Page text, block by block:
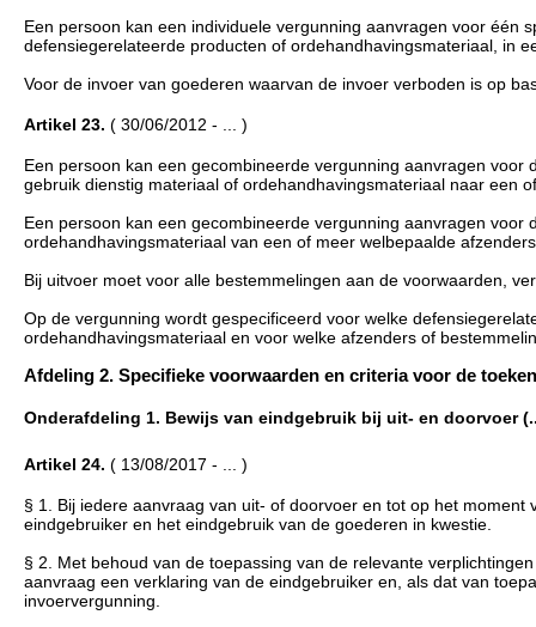
Een persoon kan een individuele vergunning aanvragen voor één
defensiegerelateerde producten of ordehandhavingsmateriaal, in
Voor de invoer van goederen waarvan de invoer verboden is op
Artikel 23. ( 30/06/2012 - ... )
Een persoon kan een gecombineerde vergunning aanvragen
gebruik dienstig materiaal of ordehandhavingsmateriaal naar een
Een persoon kan een gecombineerde vergunning aanvragen
ordehandhavingsmateriaal van een of meer welbepaalde
Bij uitvoer moet voor alle bestemmelingen aan de voorwaarden,
Op de vergunning wordt gespecificeerd voor welke
ordehandhavingsmateriaal en voor welke afzenders of
Afdeling 2. Specifieke voorwaarden en criteria voor de
Onderafdeling 1. Bewijs van eindgebruik bij uit- en doorvoer
Artikel 24. ( 13/08/2017 - ... )
§ 1. Bij iedere aanvraag van uit- of doorvoer en tot op het
eindgebruiker en het eindgebruik van de goederen in kwestie.
§ 2. Met behoud van de toepassing van de relevante
aanvraag een verklaring van de eindgebruiker en, als dat van
invoervergunning.